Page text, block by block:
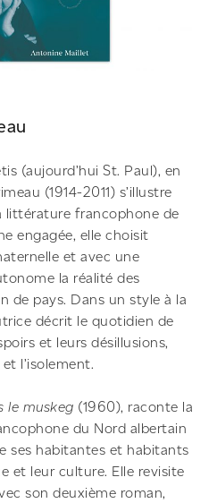
(aujourd’hui St. Paul), en
(1914-2011) s’illustre
littérature francophone de
engagée, elle choisit
et avec une
la réalité des
de pays. Dans un style à la
décrit le quotidien de
et leurs désillusions,
l’isolement.
le muskeg (1960), raconte la
du Nord albertain
ses habitantes et habitants
et leur culture. Elle revisite
son deuxième roman,